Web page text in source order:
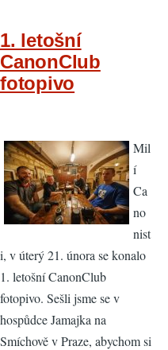
1. letošní
CanonClub
fotopivo
Mil
í
Ca
no
nist
i, v úterý 21. února se konalo
1. letošní CanonClub
fotopivo. Sešli jsme se v
hospůdce Jamajka na
Smíchově v Praze, abychom si